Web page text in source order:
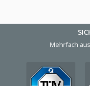
Mehrfach